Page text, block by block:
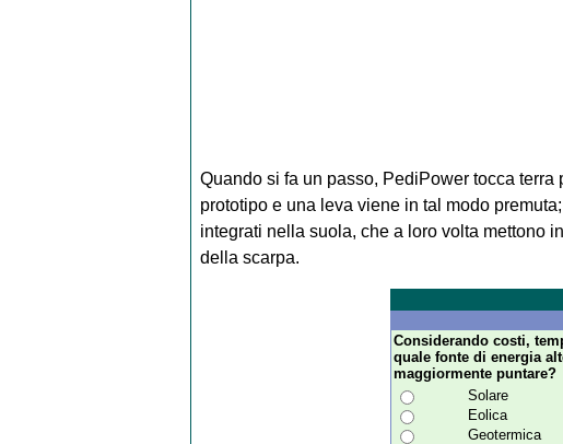
Quando si fa un passo, PediPower tocca
prototipo e una leva viene in tal modo
integrati nella suola, che a loro volta mettono
della scarpa.
Considerando costi,
quale fonte di energia
maggiormente puntare?
Solare
Eolica
Geotermica